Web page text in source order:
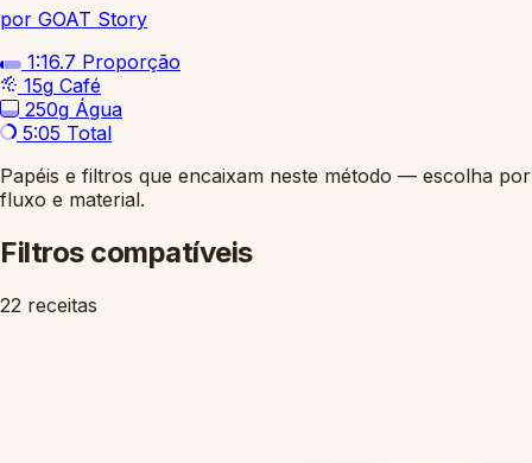
por GOAT Story
1:16.7 Proporção
15g Café
250g Água
5:05 Total
Papéis e filtros que encaixam neste método — escolha por
fluxo e material.
Filtros compatíveis
22 receitas